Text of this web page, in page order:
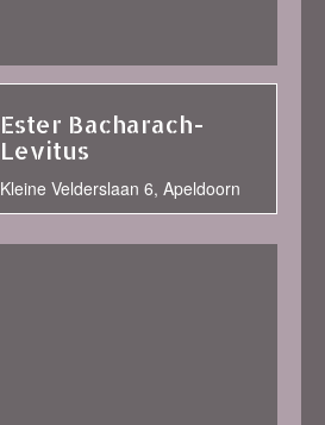
Ester Bacharach-
Levitus
Kleine Velderslaan 6, Apeldoorn